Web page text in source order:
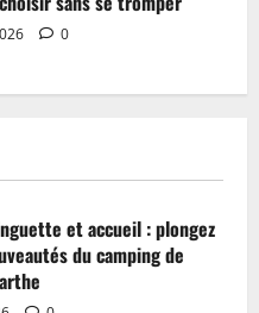
0
et accueil : plongez
du camping de